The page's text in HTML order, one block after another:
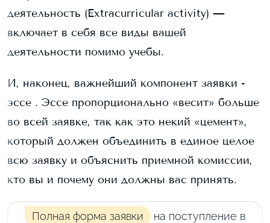
деятельность (Extracurricular activity) —
включает в себя все виды вашей
деятельности помимо учебы.
И, наконец, важнейший компонент заявки -
эссе . Эссе пропорционально «весит» больше
во всей заявке, так как это некий «цемент»,
который должен объединить в единое целое
всю заявку и объяснить приемной комиссии,
кто вы и почему они должны вас принять.
Полная форма заявки
на поступление в